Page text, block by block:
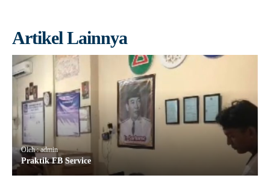
Artikel Lainnya
Oleh : admin
Praktik FB Service